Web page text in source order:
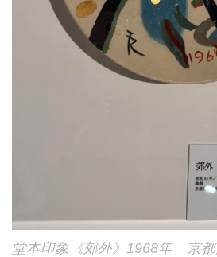
堂本印象《郊外》1968年 京